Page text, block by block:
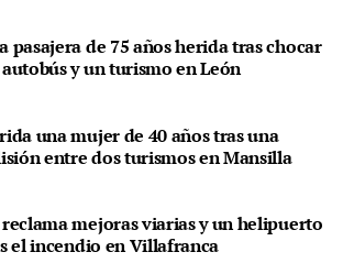
pasajera de 75 años herida tras chocar
y un turismo en León
una mujer de 40 años tras una
entre dos turismos en Mansilla
reclama mejoras viarias y un helipuerto
el incendio en Villafranca